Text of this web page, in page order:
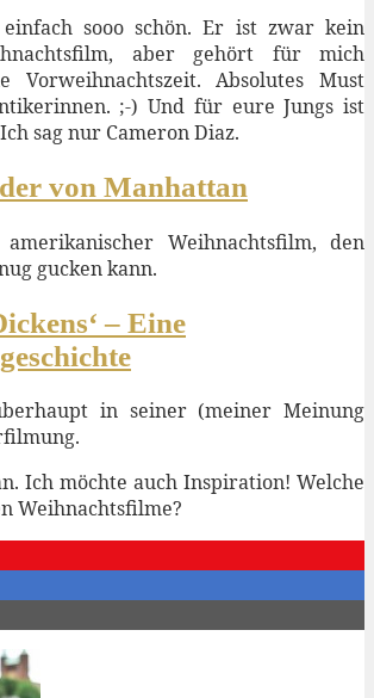
sooo schön. Er ist zwar kein
aber gehört für mich
Absolutes Must
;-) Und für eure Jungs ist
sag nur Cameron Diaz.
von Manhattan
amerikanischer Weihnachtsfilm, den
gucken kann.
– Eine
in seiner (meiner Meinung
Ich möchte auch Inspiration! Welche
Weihnachtsfilme?